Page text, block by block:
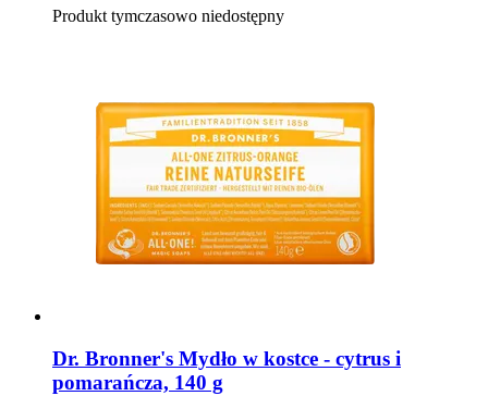
Produkt tymczasowo niedostępny
Dr. Bronner's Mydło w kostce -​ cytrus i
pomarańcza, 140 g